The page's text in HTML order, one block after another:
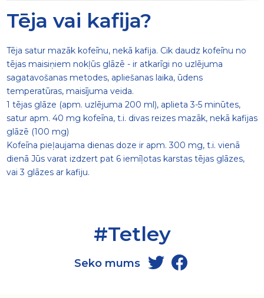
Tēja vai kafija?
Tēja satur mazāk kofeīnu, nekā kafija. Cik daudz kofeīnu no
tējas maisiņiem nokļūs glāzē - ir atkarīgi no uzlējuma
sagatavošanas metodes, apliešanas laika, ūdens
temperatūras, maisījuma veida.
1 tējas glāze (apm. uzlējuma 200 ml), aplieta 3-5 minūtes,
satur apm. 40 mg kofeīna, t.i. divas reizes mazāk, nekā kafijas
glāzē (100 mg)
Kofeīna pieļaujama dienas doze ir apm. 300 mg, t.i. vienā
dienā Jūs varat izdzert pat 6 iemīļotas karstas tējas glāzes,
vai 3 glāzes ar kafiju.
#Tetley
Seko mums